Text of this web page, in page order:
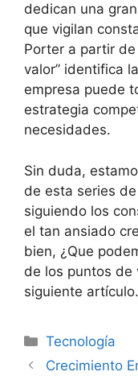
dedican una
que vigilan
Porter a partir
valor” identifica
empresa puede
estrategia
necesidades.
Sin duda,
de esta series
siguiendo los
el tan ansiado
bien, ¿Que
de los puntos de
siguiente artículo.
Categorías
Tecnología
Crecimiento